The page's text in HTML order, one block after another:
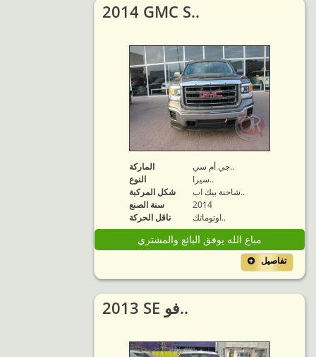
2014 GMC S..
الماركة
جي أم سي..
النوع
سيرا..
شكل المركبة
شاحنة بيك اب..
سنة الصنع
2014
ناقل الحركة
اوتوماتك..
مباع الله يوفق البائع والمشتري
تفاصيل
2013 SE فو..